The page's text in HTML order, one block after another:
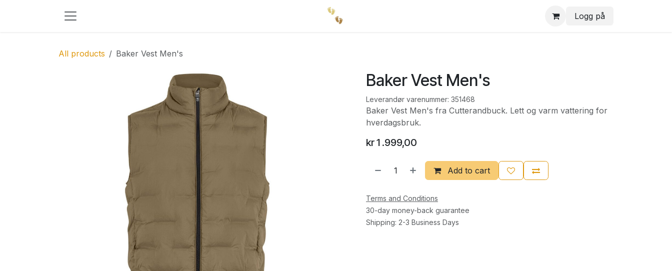
Logg på
All products Baker Vest Men's
Baker Vest Men's
Leverandør varenummer: 351468
Baker Vest Men's fra Cutterandbuck. Lett og varm vattering for
hverdagsbruk.
kr1 .999,00
Add to cart
Terms and Conditions
30-day money-back guarantee
Shipping: 2-3 Business Days